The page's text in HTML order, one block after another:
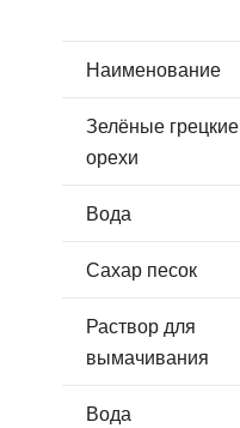
Наименование
Зелёные грецкие
орехи
Вода
Сахар песок
Раствор для
вымачивания
Вода